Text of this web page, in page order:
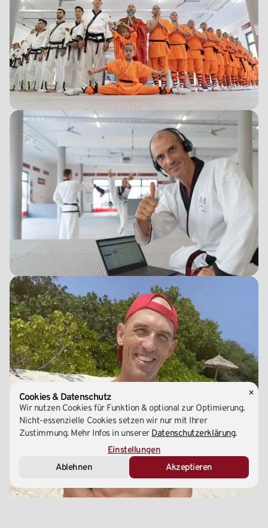
×
Cookies & Datenschutz
Wir nutzen Cookies für Funktion & optional zur Optimierung.
Nicht-essenzielle Cookies setzen wir nur mit Ihrer
Zustimmung. Mehr Infos in unserer Datenschutzerklärung.
Essenziell (Notwendig)
Marketing & Analyse
Externe Medien
Einstellungen
Ablehnen
Akzeptieren